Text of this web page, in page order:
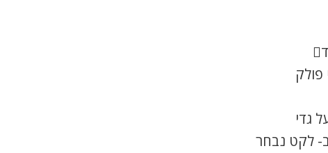
גדי
לקט נבחר